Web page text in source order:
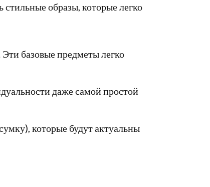
образы, которые легко
базовые предметы легко
даже самой простой
которые будут актуальны